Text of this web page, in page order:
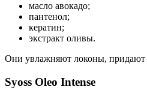
масло авокадо;
пантенол;
кератин;
экстракт оливы.
Они увлажняют локоны,
Syoss Oleo Intense